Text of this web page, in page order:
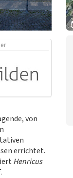
von
errichtet.
Henricus